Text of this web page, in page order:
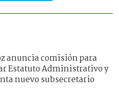
anuncia comisión para
Estatuto Administrativo y
nuevo subsecretario